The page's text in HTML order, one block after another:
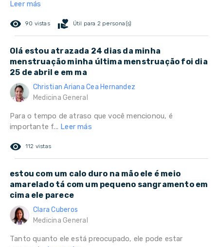
Leer más
remove_red_eye 90 vistas volunteer_activism Útil para 2 persona(s)
Olá estou atrazada 24 dias da minha
menstruação minha última menstruação foi dia
25 de abril e em ma
Christian Ariana Cea Hernandez
Medicina General
Para o tempo de atraso que você mencionou, é
importante f... Leer más
remove_red_eye 112 vistas
estou com um calo duro na mão ele é meio
amarelado tá com um pequeno sangramento em
cima ele parece
Clara Cuberos
Medicina General
Tanto quanto ele está preocupado, ele pode estar